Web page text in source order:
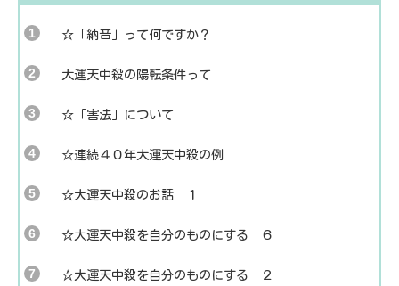
☆「納音」って何ですか？
大運天中殺の陽転条件って
☆「害法」について
☆連続４０年大運天中殺の例
☆大運天中殺のお話 １
☆大運天中殺を自分のものにする ６
☆大運天中殺を自分のものにする ２